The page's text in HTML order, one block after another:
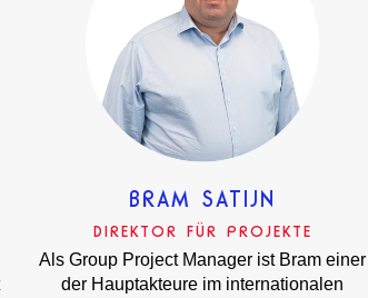
BRAM SATIJN
DIREKTOR FÜR PROJEKTE
Als Group Project Manager ist Bram einer
der Hauptakteure im internationalen